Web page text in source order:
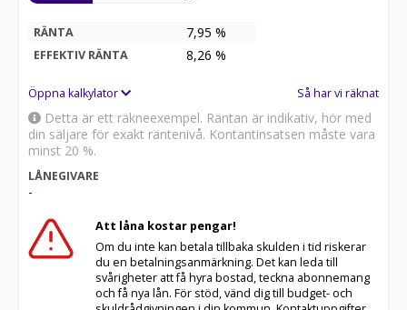
RÄNTA 7,95 %
EFFEKTIV RÄNTA 8,26 %
Öppna kalkylator Så har vi räknat
Detta är ett räkneexempel. Räntan är indikativ, hör med
din säljare för exakt räntenivå. Kontantinsatsen måste vara
minst 20 %.
LÅNEGIVARE
-
Att låna kostar pengar!
Om du inte kan betala tillbaka skulden i tid riskerar
du en betalningsanmärkning. Det kan leda till
svårigheter att få hyra bostad, teckna abonnemang
och få nya lån. För stöd, vänd dig till budget- och